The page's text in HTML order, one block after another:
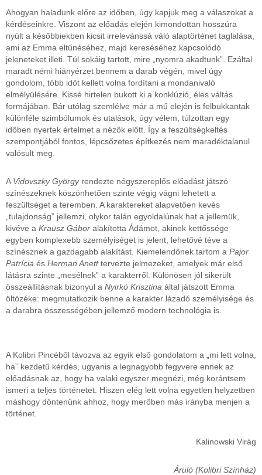
Ahogyan haladunk előre az időben, úgy kapjuk meg a válaszokat a
kérdéseinkre. Viszont az előadás elején kimondottan hosszúra
nyúlt a későbbiekben kicsit irrelevánssá váló alaptörténet taglalása,
ami az Emma eltűnéséhez, majd kereséséhez kapcsolódó
jeleneteket illeti. Túl sokáig tartott, mire „nyomra akadtunk”. Ezáltal
maradt némi hiányérzet bennem a darab végén, mivel úgy
gondolom, több időt kellett volna fordítani a mondanivaló
elmélyülésére. Kissé hirtelen bukott ki a konklúzió, éles váltás
formájában. Bár utólag szemlélve már a mű elején is felbukkantak
különféle szimbólumok és utalások, úgy vélem, túlzottan egy
időben nyertek értelmet a nézők előtt. Így a feszültségkeltés
szempontjából fontos, lépcsőzetes építkezés nem maradéktalanul
valósult meg.
A Vidovszky Györgyrendezte négyszereplős előadást játszó
színészeknek köszönhetően szinte végig vágni lehetett a
feszültséget a teremben. A karaktereket alapvetően kevés
„tulajdonság” jellemzi, olykor talán egyoldalúnak hat a jellemük,
kivéve a Krausz Gábor alakította Ádámot, akinek kettőssége
egyben komplexebb személyiséget is jelent, lehetővé téve a
színésznek a gazdagabb alakítást. Kiemelendőnek tartom a Pajor
Patrícia és Herman Anetttervezte jelmezeket, amelyek már első
látásra szinte „mesélnek” a karakterről. Különösen jól sikerült
összeállításnak bizonyul a Nyirkó Krisztina által játszott Emma
öltözéke: megmutatkozik benne a karakter lázadó személyisége és
a darabra összességében jellemző modern technológia is.
A Kolibri Pincéből távozva az egyik első gondolatom a „mi lett volna,
ha” kezdetű kérdés, ugyanis a legnagyobb fegyvere ennek az
előadásnak az, hogy ha valaki egyszer megnézi, még korántsem
ismeri a teljes történetet. Hiszen elég lett volna egyetlen helyzetben
máshogy döntenünk ahhoz, hogy merőben más irányba menjen a
történet.
Kalinowski Virág
Áruló (Kolibri Színház)